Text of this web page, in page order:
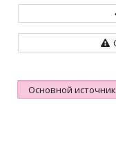
Основной источник